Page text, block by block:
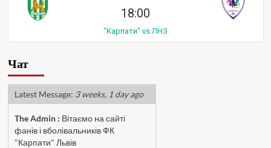
18:00
"Карпати" vs ЛНЗ
Чат
Latest Message: 3 weeks, 1 day ago
The Admin: Вітаємо на сайті
фанів і вболівальників ФК
"Карпати" Львів